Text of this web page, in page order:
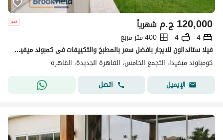
ج.م120,000 شهرياً
4
4
400 متر مربع
فيلا ستاندالون للايجار بافضل سعر بالمطبخ والتكييفات فى كمبوند ميفيدا Standalone Villa for Rent at the Best Price with Kitchen & ACs in Mivida
كومباوند ميفيدا، التجمع الخامس، القاهرة الجديدة، القاهرة
الإيميل
اتصل